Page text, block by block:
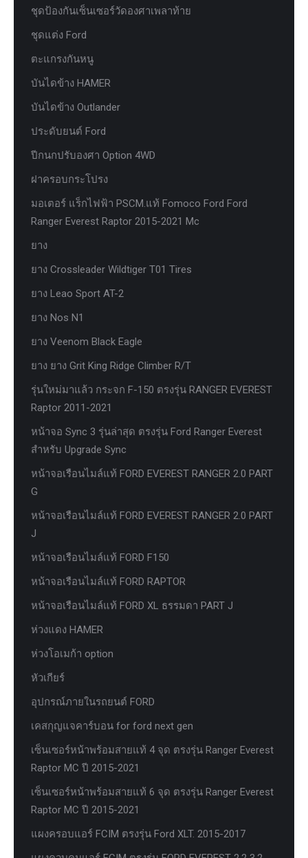
ชุดป้องกันเซ็นเซอร์วัดองศาเพลาท้าย
ชุดแต่ง Ford
ตะแกรงกันหนู
บันไดข้าง HAMER
บันไดข้าง Outlander
ประดับยนต์ Ford
ปีกนกปรับองศา Option 4WD
ฝาครอบกระโปรง
มอเตอร์ แร็กไฟฟ้า PSCM.แท้ Fomoco Ford Ford
Ranger Everest Raptor 2015-2021 Mc
ยาง
ยาง Crossleader Wildtiger T01 Tires
ยาง Leao Sport AT-2
ยาง Nos N1
ยาง Veenom Black Eagle
ยาง ยาง Grit King Ridge Climber R/T
รุ่นใหม่มาแล้ว กระจก F-150 ตรงรุ่น RANGER EVEREST
Raptor 2011-2021
หน้าจอ Sync 3 รุ่นล่าสุด ตรงรุ่น Ford Ranger Everest
สำหรับ Upgrade Sync
หน้าจอเรือนไมล์แท้ FORD EVEREST RANGER 2.0 PART
G
หน้าจอเรือนไมล์แท้ FORD EVEREST RANGER 2.0 PART
J
หน้าจอเรือนไมล์แท้ FORD F150
หน้าจอเรือนไมล์แท้ FORD RAPTOR
หน้าจอเรือนไมล์แท้ FORD XL ธรรมดา PART J
ห่วงแดง HAMER
ห่วงโอเมก้า option
หัวเกียร์
อุปกรณ์ภายในรถยนต์ FORD
เคสกุญแจคาร์บอน for ford next gen
เซ็นเซอร์หน้าพร้อมสายแท้ 4 จุด ตรงรุ่น Ranger Everest
Raptor MC ปี 2015-2021
เซ็นเซอร์หน้าพร้อมสายแท้ 6 จุด ตรงรุ่น Ranger Everest
Raptor MC ปี 2015-2021
แผงครอบแอร์ FCIM ตรงรุ่น Ford XLT. 2015-2017